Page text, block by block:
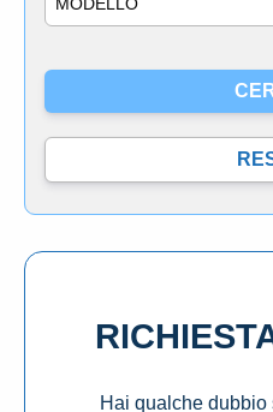
Hai qualche dubbio